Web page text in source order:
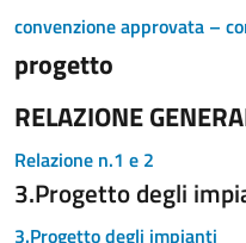
convenzione approvata –
progetto
RELAZIONE
Relazione n.1 e 2
3.Progetto degli
3.Progetto degli impianti